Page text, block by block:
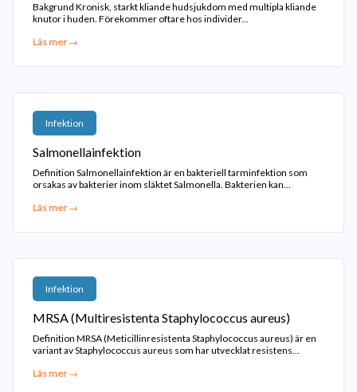
Bakgrund Kronisk, starkt kliande hudsjukdom med multipla kliande
knutor i huden. Förekommer oftare hos individer...
Läs mer →
Infektion
Salmonellainfektion
Definition Salmonellainfektion är en bakteriell tarminfektion som
orsakas av bakterier inom släktet Salmonella. Bakterien kan...
Läs mer →
Infektion
MRSA (Multiresistenta Staphylococcus aureus)
Definition MRSA (Meticillinresistenta Staphylococcus aureus) är en
variant av Staphylococcus aureus som har utvecklat resistens...
Läs mer →